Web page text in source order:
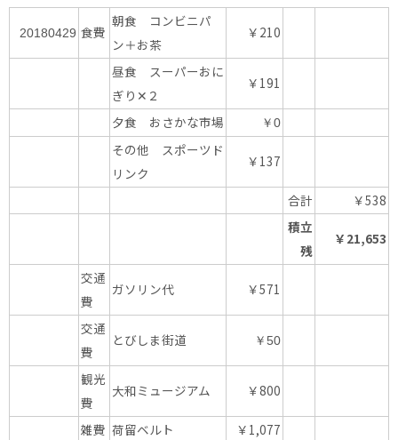
20180429 食費
朝食 コンビニパ
ン＋お茶
￥210
昼食 スーパーおに
ぎり✕２
￥191
夕食 おさかな市場 ￥0
その他 スポーツド
リンク
￥137
合計
￥538
積立
残
￥21,653
交通
費
ガソリン代 ￥571
交通
費
とびしま街道 ￥50
観光
費
大和ミュージアム ￥800
雑費 荷留ベルト ￥1,077